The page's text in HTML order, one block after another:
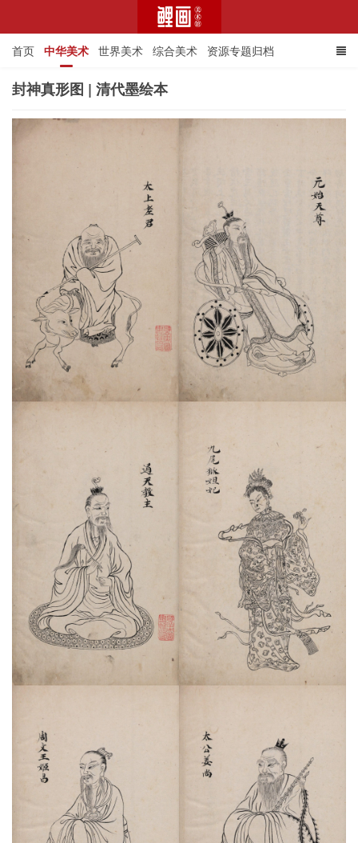
鲤画美术馆
首页 中华美术 世界美术 综合美术 资源专题归档
封神真形图 | 清代墨绘本